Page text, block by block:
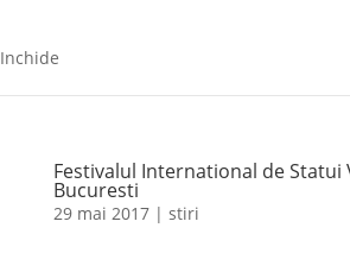
Inchide
Festivalul International de Statui
Bucuresti
29 mai 2017| stiri